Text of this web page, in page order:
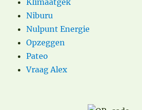
Niburu
Nulpunt Energie
Opzeggen
Pateo
Vraag Alex